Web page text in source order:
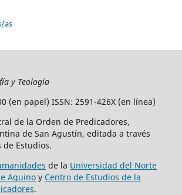
as
y Teología
(en papel) ISSN: 2591-426X (en línea)
de la Orden de Predicadores,
de San Agustín, editada a través
de Estudios.
de la Universidad del Norte
Aquinoy Centro de Estudios de la
.